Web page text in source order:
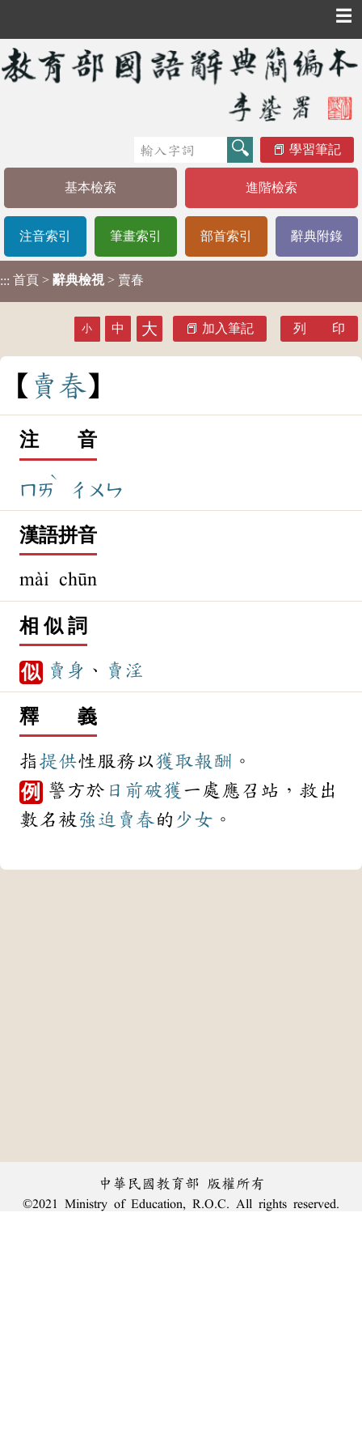
☰
學習筆記
基本檢索 進階檢索
注音索引 筆畫索引 部首索引 辭典附錄
::: 首頁 > 辭典檢視 > 賣春
小 中 大 加入筆記 列 印
賣春
注 音
ㄇㄞ
ˋ
ㄔㄨㄣ
漢語拼音
mài chūn
相 似 詞
似 賣身 、 賣淫
釋 義
指 提供性服務以獲取報酬 。
例 警方於 日前破獲 一處應召站，救出
數名被 強迫 賣春的 少女 。
中華民國教育部 版權所有
©2021 Ministry of Education, R.O.C. All rights reserved.